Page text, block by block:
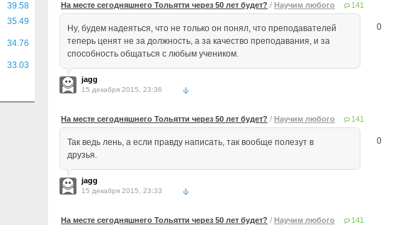
39.58
35.49
34.76
33.03
На месте сегодняшнего Тольятти через 50 лет будет? / Научим любого 141
0
Ну, будем надеяться, что не только он понял, что преподавателей
теперь ценят не за должность, а за качество преподавания, и за
способность общаться с любым учеником.
jagg
15 декабря 2015, 23:36
На месте сегодняшнего Тольятти через 50 лет будет? / Научим любого 141
0
Так ведь лень, а если правду написать, так вообще полезут в
друзья.
jagg
15 декабря 2015, 23:33
На месте сегодняшнего Тольятти через 50 лет будет? / Научим любого 141